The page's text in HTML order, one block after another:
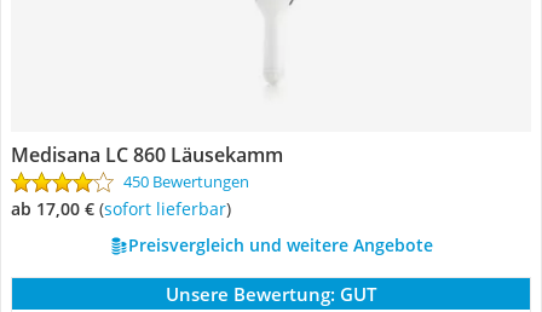
Medisana LC 860 Läusekamm
450 Bewertungen
ab 17,00 € ( Sofort lieferbar)
Preisvergleich und weitere Angebote
Unsere Bewertung: GUT